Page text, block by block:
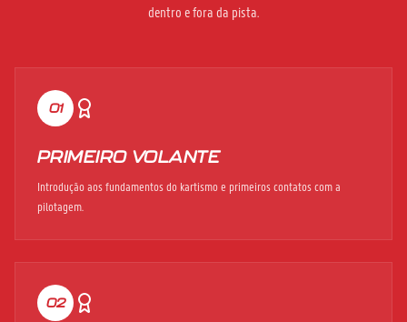
dentro e fora da pista.
01
PRIMEIRO VOLANTE
Introdução aos fundamentos do kartismo e primeiros contatos com a
pilotagem.
02